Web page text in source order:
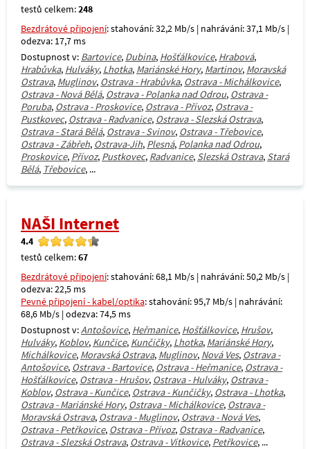
testů celkem:248
Bezdrátové připojení: stahování: 32,2 Mb/s | nahrávání: 37,1 Mb/s |
odezva: 17,7 ms
Dostupnost v: Bartovice, Dubina, Hošťálkovice, Hrabová,
Hrabůvka, Hulváky, Lhotka, Mariánské Hory, Martinov, Moravská
Ostrava, Muglinov, Ostrava - Hrabůvka, Ostrava - Michálkovice,
Ostrava - Nová Bělá, Ostrava - Polanka nad Odrou, Ostrava -
Poruba, Ostrava - Proskovice, Ostrava - Přívoz, Ostrava -
Pustkovec, Ostrava - Radvanice, Ostrava - Slezská Ostrava,
Ostrava - Stará Bělá, Ostrava - Svinov, Ostrava - Třebovice,
Ostrava - Zábřeh, Ostrava-Jih, Plesná, Polanka nad Odrou,
Proskovice, Přívoz, Pustkovec, Radvanice, Slezská Ostrava, Stará
Bělá, Třebovice, ...
NAŠI Internet
4.4
testů celkem:67
Bezdrátové připojení: stahování: 68,1 Mb/s | nahrávání: 50,2 Mb/s |
odezva: 22,5 ms
Pevné připojení - kabel/optika: stahování: 95,7 Mb/s | nahrávání:
68,6 Mb/s | odezva: 74,5 ms
Dostupnost v:Antošovice, Heřmanice, Hošťálkovice, Hrušov,
Hulváky, Koblov, Kunčice, Kunčičky, Lhotka, Mariánské Hory,
Michálkovice, Moravská Ostrava, Muglinov, Nová Ves, Ostrava -
Antošovice, Ostrava - Bartovice, Ostrava - Heřmanice, Ostrava -
Hošťálkovice, Ostrava - Hrušov, Ostrava - Hulváky, Ostrava -
Koblov, Ostrava - Kunčice, Ostrava - Kunčičky, Ostrava - Lhotka,
Ostrava - Mariánské Hory, Ostrava - Michálkovice, Ostrava -
Moravská Ostrava, Ostrava - Muglinov, Ostrava - Nová Ves,
Ostrava - Petřkovice, Ostrava - Přívoz, Ostrava - Radvanice,
Ostrava - Slezská Ostrava, Ostrava - Vítkovice, Petřkovice, ...